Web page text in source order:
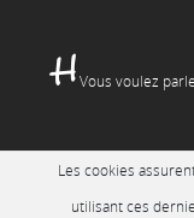
Vous voulez
Les cookies
utilisant ces